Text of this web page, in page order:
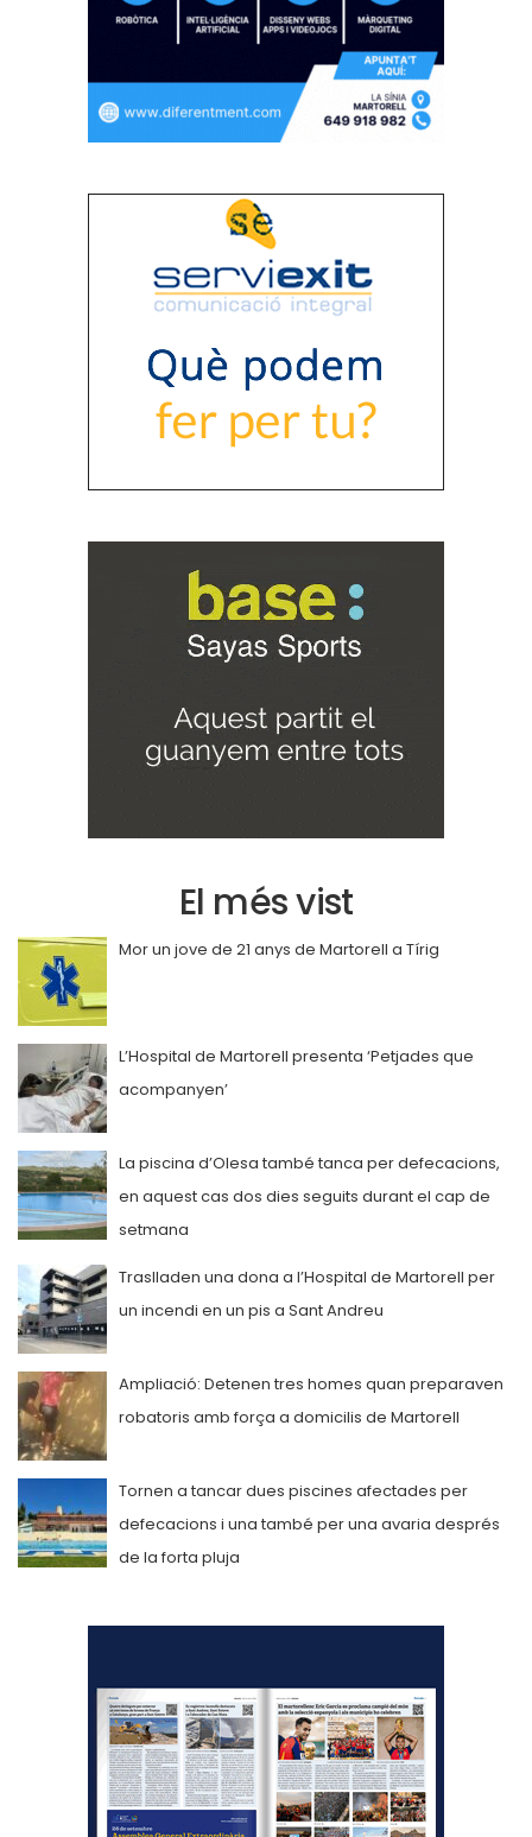
El més vist
Mor un jove de 21 anys de Martorell a Tírig
L’Hospital de Martorell presenta ‘Petjades que
acompanyen’
La piscina d’Olesa també tanca per defecacions,
en aquest cas dos dies seguits durant el cap de
setmana
Traslladen una dona a l’Hospital de Martorell per
un incendi en un pis a Sant Andreu
Ampliació: Detenen tres homes quan preparaven
robatoris amb força a domicilis de Martorell
Tornen a tancar dues piscines afectades per
defecacions i una també per una avaria després
de la forta pluja